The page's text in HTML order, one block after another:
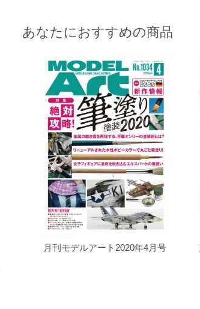
あなたにおすすめの商品
月刊モデルアート2020年4月号